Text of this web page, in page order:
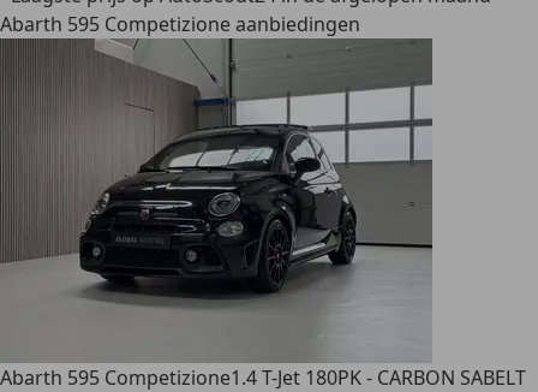
Abarth 595 Competizione aanbiedingen
Abarth 595 Competizione1.4 T-Jet 180PK - CARBON SABELT